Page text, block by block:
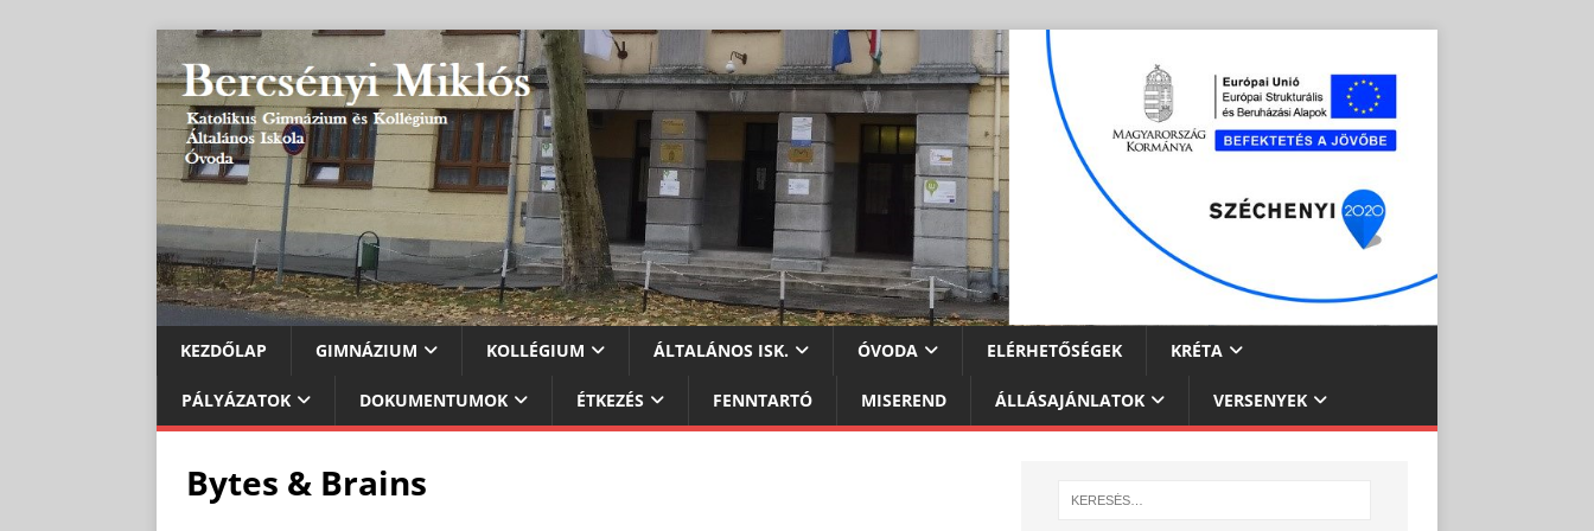
KEZDŐLAP GIMNÁZIUM KOLLÉGIUM ÁLTALÁNOS ISK. ÓVODA ELÉRHETŐSÉGEK KRÉTA
PÁLYÁZATOK DOKUMENTUMOK ÉTKEZÉS FENNTARTÓ MISEREND ÁLLÁSAJÁNLATOK VERSENYEK
Bytes & Brains